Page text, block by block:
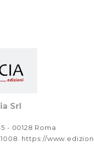
Srl
- 00128 Roma
https://